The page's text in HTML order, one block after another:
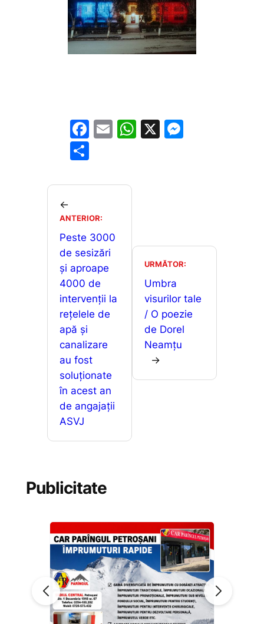
F
e
o
o
k
E
l
W
p
X
g
er
ta
a
z
ă
←
ANTERIOR:
Peste 3000
de sesizări
și aproape
4000 de
intervenții la
rețelele de
apă și
canalizare
au fost
soluționate
în acest an
de angajații
ASVJ
URMĂTOR:
Umbra
visurilor tale
/ O poezie
de Dorel
Neamțu
→
Publicitate